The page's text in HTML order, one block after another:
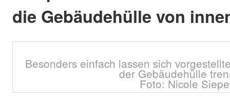
die Gebäudehülle von
Besonders einfach lassen sich
der Gebäudehülle
Foto: Nicole Siepe